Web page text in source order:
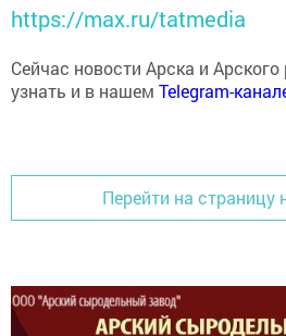
https://max.ru/tatmedia
Сейчас новости Арска и
узнать и в нашем Telegram-
Перейти на страницу